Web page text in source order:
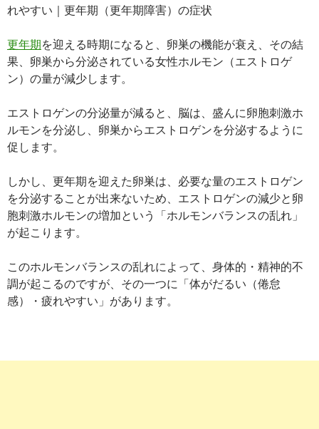
れやすい｜更年期（更年期障害）の症状
更年期を迎える時期になると、卵巣の機能が衰え、その結
果、卵巣から分泌されている女性ホルモン（エストロゲ
ン）の量が減少します。
エストロゲンの分泌量が減ると、脳は、盛んに卵胞刺激ホ
ルモンを分泌し、卵巣からエストロゲンを分泌するように
促します。
しかし、更年期を迎えた卵巣は、必要な量のエストロゲン
を分泌することが出来ないため、エストロゲンの減少と卵
胞刺激ホルモンの増加という「ホルモンバランスの乱れ」
が起こります。
このホルモンバランスの乱れによって、身体的・精神的不
調が起こるのですが、その一つに「体がだるい（倦怠
感）・疲れやすい」があります。